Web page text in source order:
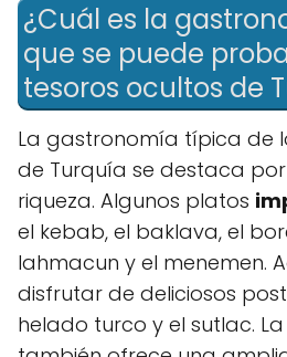
¿Cuál es la
que se puede
tesoros ocultos de
La gastronomía típica de
de Turquía se destaca
riqueza. Algunos platos
el kebab, el baklava, el
lahmacun y el menemen.
disfrutar de deliciosos
helado turco y el sutlac.